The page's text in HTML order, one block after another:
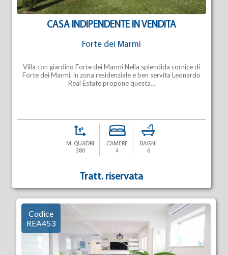
CASA INDIPENDENTE IN VENDITA
Forte dei Marmi
Villa con giardino Forte dei Marmi Nella splendida cornice di
Forte dei Marmi, in zona residenziale e ben servita Leonardo
Real Estate propone questa...
M. QUADRI
380
CAMERE
4
BAGNI
6
Tratt. riservata
Codice
REA453